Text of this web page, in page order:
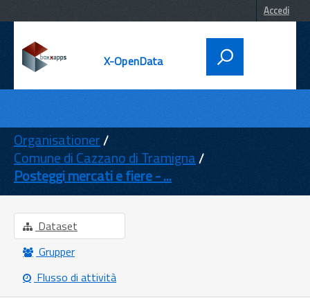
Accedi
X-OpenData
ENTI
TEMI
INFORMAZIONI
Organisationer
Comune di Cazzano di Tramigna
Posteggi mercati e fiere - ...
Dataset
Grupper
Flusso di attività